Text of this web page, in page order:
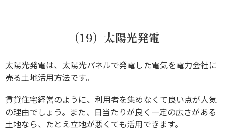
（19）太陽光発電
太陽光発電は、太陽光パネルで発電した電気を電力会社に
売る土地活用方法です。
賃貸住宅経営のように、利用者を集めなくて良い点が人気
の理由でしょう。また、日当たりが良く一定の広さがある
土地なら、たとえ立地が悪くても活用できます。